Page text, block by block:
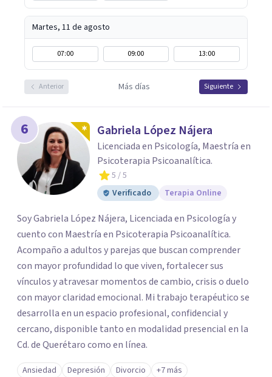
Martes, 11 de agosto
07:00 09:00 13:00
Anterior Más días Siguiente
6 Gabriela López Nájera
Licenciada en Psicología, Maestría en
Psicoterapia Psicoanalítica.
5 / 5
Verificado
Terapia Online
Soy Gabriela López Nájera, Licenciada en Psicología y
cuento con Maestría en Psicoterapia Psicoanalítica.
Acompaño a adultos y parejas que buscan comprender
con mayor profundidad lo que viven, fortalecer sus
vínculos y atravesar momentos de cambio, crisis o duelo
con mayor claridad emocional. Mi trabajo terapéutico se
desarrolla en un espacio profesional, confidencial y
cercano, disponible tanto en modalidad presencial en la
Cd. de Querétaro como en línea.
Ansiedad Depresión Divorcio +7 más